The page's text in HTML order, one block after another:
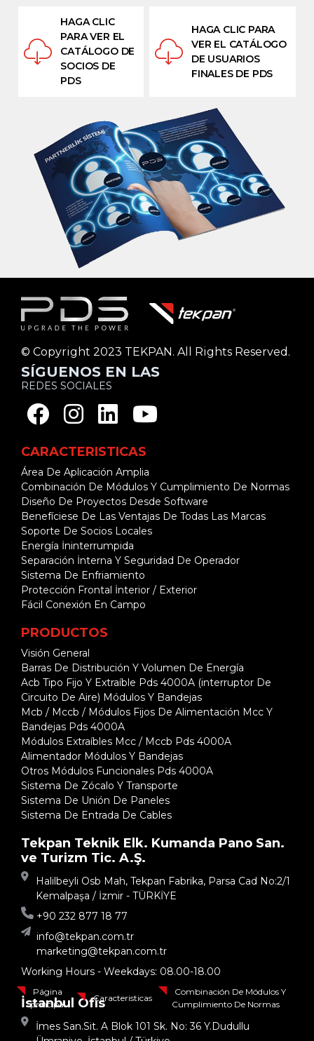
Página
principal
Caracteristicas
Combinación De Módulos Y
Cumplimiento De Normas
HAGA CLIC
PARA VER EL
CATÁLOGO DE
SOCIOS DE
PDS
HAGA CLIC PARA
VER EL CATÁLOGO
DE USUARIOS
FINALES DE PDS
© Copyright 2023 TEKPAN. All Rights Reserved.
SÍGUENOS EN LAS
REDES SOCIALES
CARACTERISTICAS
Área De Aplicación Amplia
Combinación De Módulos Y Cumplimiento De Normas
Diseño De Proyectos Desde Software
Benefíciese De Las Ventajas De Todas Las Marcas
Soporte De Socios Locales
Energía İninterrumpida
Separación İnterna Y Seguridad De Operador
Sistema De Enfriamiento
Protección Frontal İnterior / Exterior
Fácil Conexión En Campo
PRODUCTOS
Visión General
Barras De Distribución Y Volumen De Energía
Acb Tipo Fijo Y Extraíble Pds 4000A (interruptor De
Circuito De Aire) Módulos Y Bandejas
Mcb / Mccb / Módulos Fijos De Alimentación Mcc Y
Bandejas Pds 4000A
Módulos Extraíbles Mcc / Mccb Pds 4000A
Alimentador Módulos Y Bandejas
Otros Módulos Funcionales Pds 4000A
Sistema De Zócalo Y Transporte
Sistema De Unión De Paneles
Sistema De Entrada De Cables
Tekpan Teknik Elk. Kumanda Pano San.
ve Turizm Tic. A.Ş.
Halilbeyli Osb Mah, Tekpan Fabrika, Parsa Cad No:2/1
Kemalpaşa / İzmir - TÜRKİYE
+90 232 877 18 77
info@tekpan.com.tr
marketing@tekpan.com.tr
Working Hours - Weekdays: 08.00-18.00
İstanbul Ofis
İmes San.Sit. A Blok 101 Sk. No: 36 Y.Dudullu